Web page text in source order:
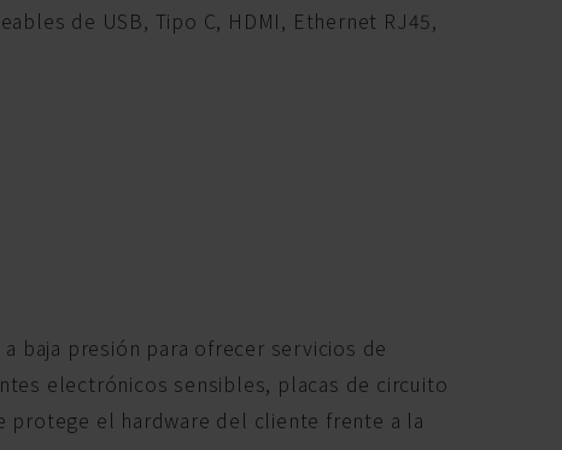
de USB, Tipo C, HDMI, Ethernet RJ45,
baja presión para ofrecer servicios de
electrónicos sensibles, placas de circuito
protege el hardware del cliente frente a la